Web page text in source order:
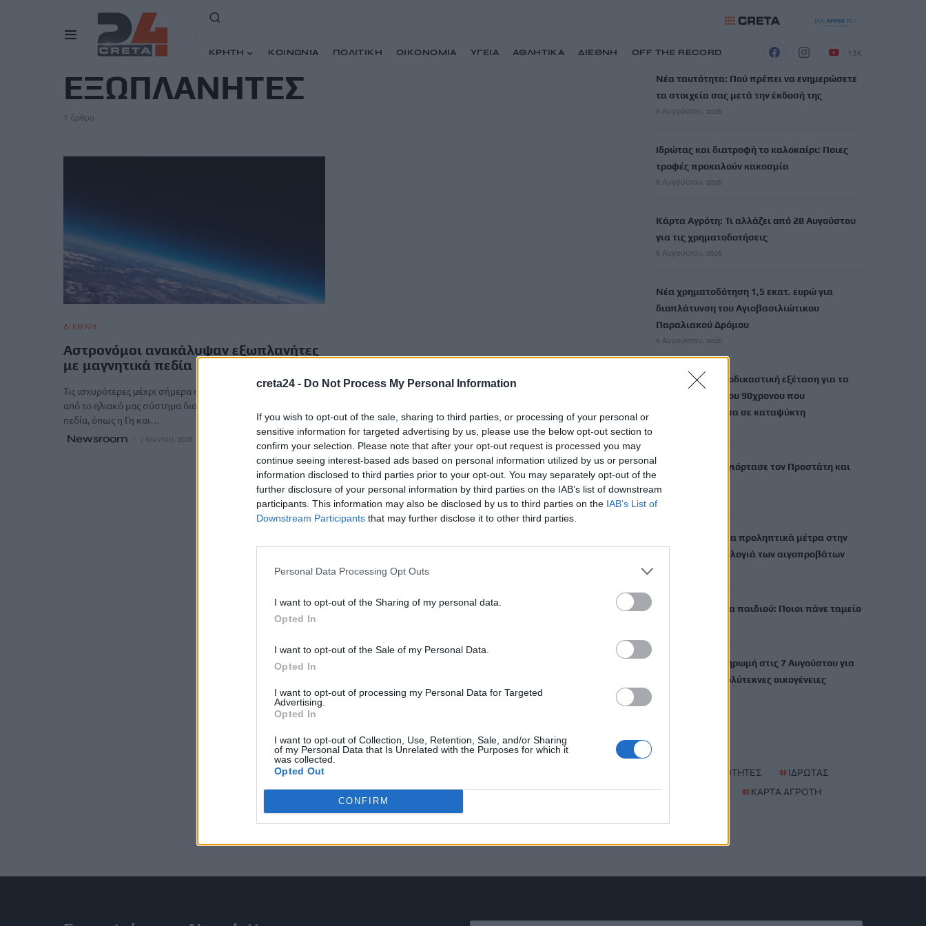
creta24 - Do Not Process My Personal Information
If you wish to opt-out of the sale, sharing to third parties, or processing of your personal or
sensitive information for targeted advertising by us, please use the below opt-out section to
confirm your selection. Please note that after your opt-out request is processed you may
continue seeing interest-based ads based on personal information utilized by us or personal
information disclosed to third parties prior to your opt-out. You may separately opt-out of the
further disclosure of your personal information by third parties on the IAB’s list of downstream
participants. This information may also be disclosed by us to third parties on the IAB’s List of
Downstream Participants that may further disclose it to other third parties.
Personal Data Processing Opt Outs
I want to opt-out of the Sharing of my personal data.
Opted In
I want to opt-out of the Sale of my Personal Data.
Opted In
I want to opt-out of processing my Personal Data for Targeted
Advertising.
Opted In
I want to opt-out of Collection, Use, Retention, Sale, and/or Sharing
of my Personal Data that Is Unrelated with the Purposes for which it
was collected.
Opted Out
CONFIRM
ΚΡΗΤΗ ΚΟΙΝΩΝΙΑ ΠΟΛΙΤΙΚΗ ΟΙΚΟΝΟΜΙΑ ΥΓΕΙΑ ΑΘΛΗΤΙΚΑ ΔΙΕΘΝΗ OFF THE RECORD 13K
ΕΞΩΠΛΑΝΗΤΕΣ
1 άρθρο
ΔΙΕΘΝΗ
Αστρονόμοι ανακάλυψαν εξωπλανήτες
με μαγνητικά πεδία
Τις ισχυρότερες μέχρι σήμερα αποδείξεις ότι πλανήτες πέρα
από το ηλιακό μας σύστημα διαθέτουν μαγνητικά
πεδία, όπως η Γη και…
Newsroom 7 Ιουνίου, 2026
ΡΟΗ ΕΙΔΗΣΕΩΝ
Νέα ταυτότητα: Πού πρέπει να ενημερώσετε
τα στοιχεία σας μετά την έκδοσή της
6 Αυγούστου, 2026
Ιδρώτας και διατροφή το καλοκαίρι: Ποιες
τροφές προκαλούν κακοσμία
6 Αυγούστου, 2026
Κάρτα Αγρότη: Τι αλλάζει από 28 Αυγούστου
για τις χρηματοδοτήσεις
6 Αυγούστου, 2026
Νέα χρηματοδότηση 1,5 εκατ. ευρώ για
διαπλάτυνση του Αγιοβασιλιώτικου
Παραλιακού Δρόμου
6 Αυγούστου, 2026
Τι δείχνει η ιατροδικαστική εξέταση για τα
αίτια θανάτου του 90χρονου που
εντοπίστηκε μέσα σε καταψύκτη
Το Αρκαλοχώρι γιόρτασε τον Προστάτη και
6 Αυγούστου, 2026
Παρατείνονται τα προληπτικά μέτρα στην
Κρήτη για την ευλογιά των αιγοπροβάτων
Έκτακτο επίδομα παιδιού: Ποιοι πάνε ταμείο
ΟΠΕΚΑ: Νέα πληρωμή στις 7 Αυγούστου για
τρίτεκνες και πολύτεκνες οικογένειες
ΝΕΕΣ ΤΑΥΤΟΤΗΤΕΣ #ΙΔΡΩΤΑΣ
#ΚΑΡΤΑ ΑΓΡΟΤΗ